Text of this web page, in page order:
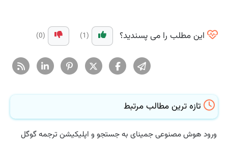
این مطلب را می پسندید؟ (1)
(0)
تازه ترین مطالب مرتبط
ورود هوش مصنوعی جمینای به جستجو و اپلیکیشن ترجمه گوگل